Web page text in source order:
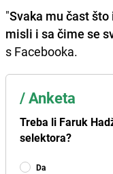
"Svaka mu čast
misli i sa čime se
s Facebooka.
/Anketa
Treba li Faruk
selektora?
Da